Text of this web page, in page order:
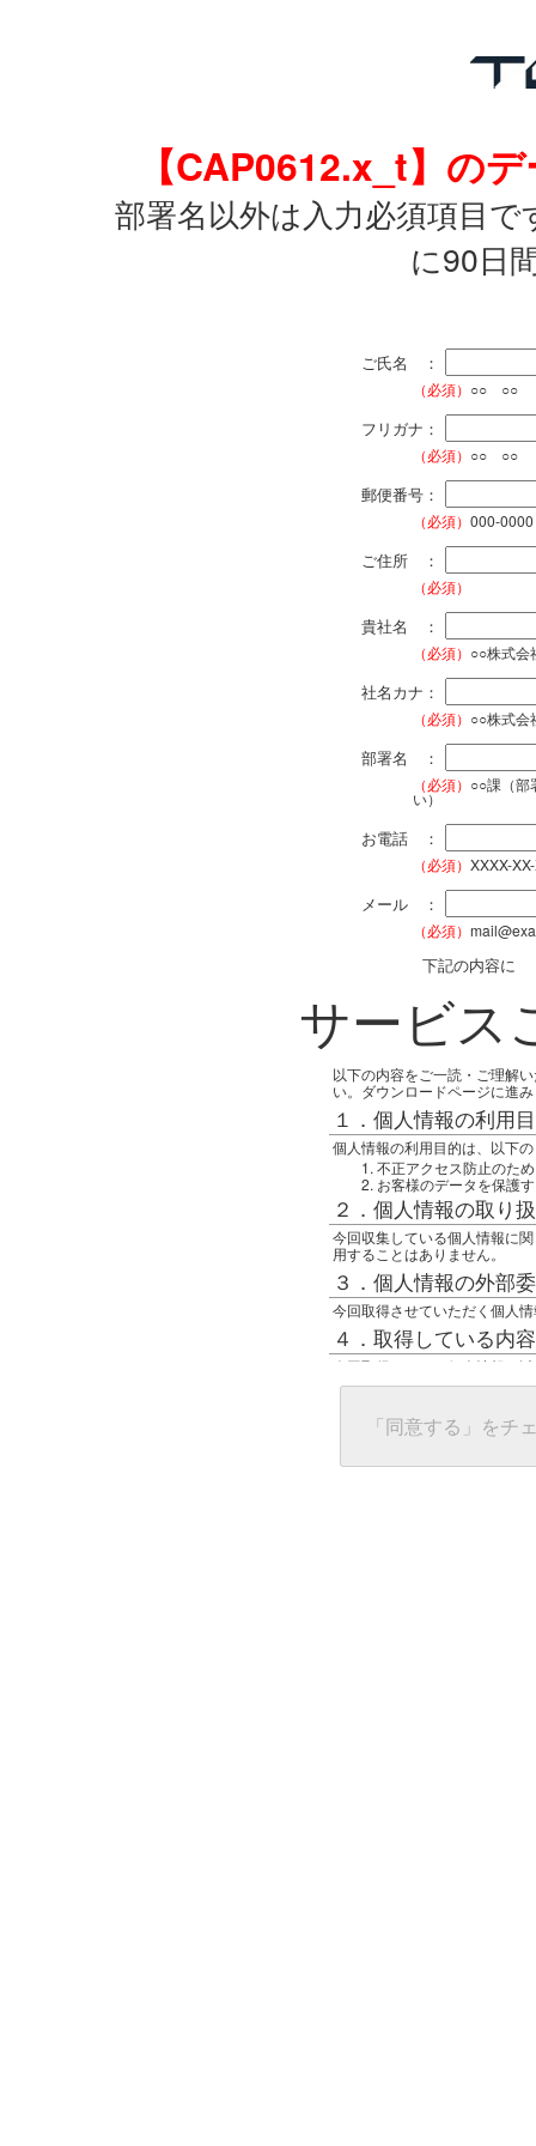
【CAP0612.x_t】の
部署名以外は入力必須項目
に90日
ご氏名 ：
（必須） ○○ ○○
フリガナ：
（必須） ○○ ○○
郵便番号：
（必須） 000-0000
ご住所 ：
（必須）
貴社名 ：
（必須） ○○株式会
社名カナ：
（必須） ○○株式会
部署名 ：
（必須） ○○課（部
い）
お電話 ：
（必須） XXXX-
メール ：
（必須）
下記の内容に
サービス
以下の内容をご一読・ご理解
い。ダウンロードページに進
１．個人情報の利用
個人情報の利用目的は、以下
不正アクセス防止のため
お客様のデータを保護
２．個人情報の取り
今回収集している個人情報に
用することはありません。
３．個人情報の外部
今回取得させていただく個人
４．取得している内
今回取得している個人情報は
任意の名前
グローバルIPアドレス
接続ホスト情報
５．個人情報に関す
「同意する」をチ